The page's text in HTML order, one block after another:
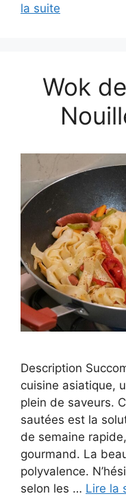
la suite
Wok
Description
cuisine asiatique,
plein de saveurs.
sautées est la
de semaine
gourmand. La
polyvalence.
selon les … Lire la